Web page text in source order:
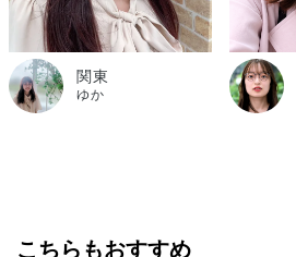
関東
ゆか
こちらもおすすめ